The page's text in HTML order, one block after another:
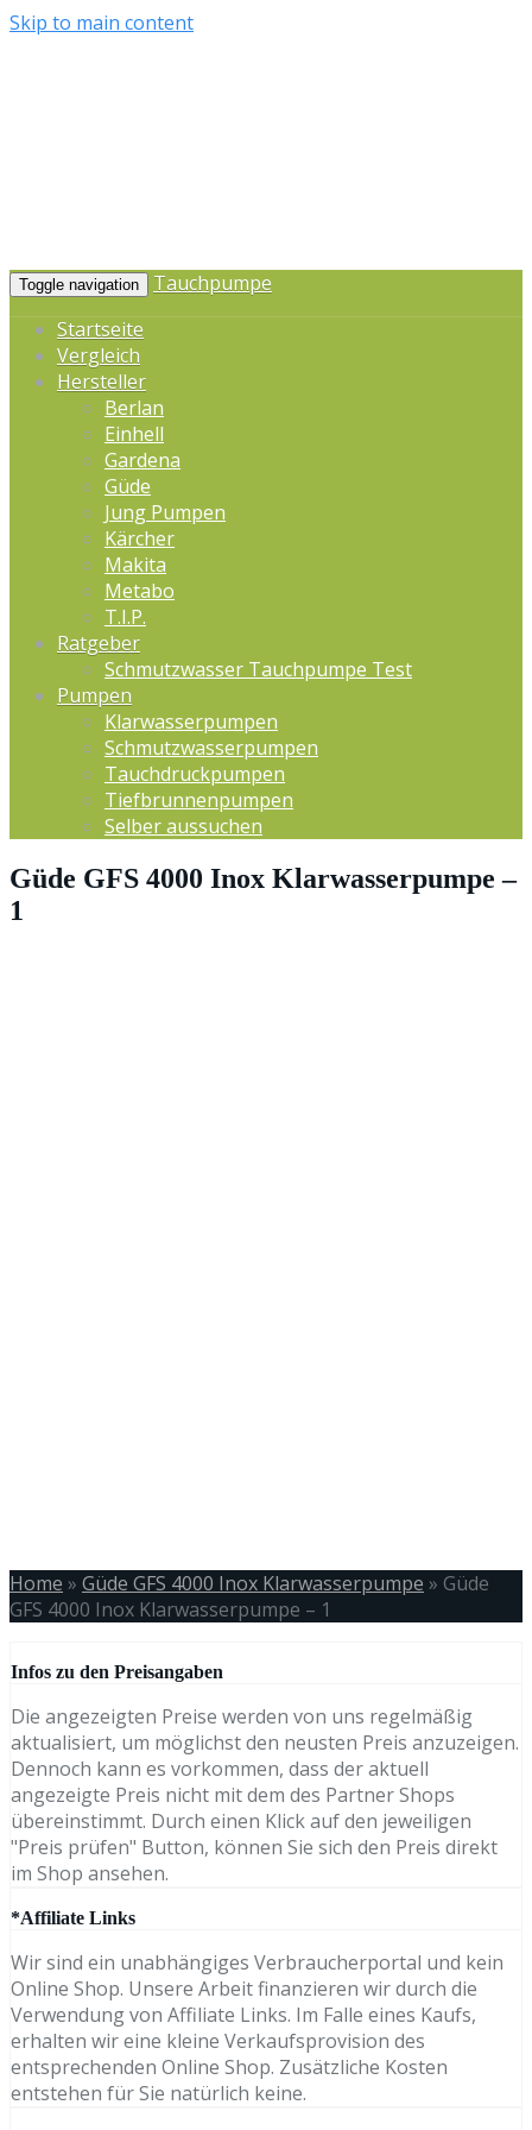
Skip to main content
Toggle navigation
Tauchpumpe
Startseite
Vergleich
Hersteller
Berlan
Einhell
Gardena
Güde
Jung Pumpen
Kärcher
Makita
Metabo
T.I.P.
Ratgeber
Schmutzwasser Tauchpumpe Test
Pumpen
Klarwasserpumpen
Schmutzwasserpumpen
Tauchdruckpumpen
Tiefbrunnenpumpen
Selber aussuchen
Güde GFS 4000 Inox Klarwasserpumpe –
1
Home » Güde GFS 4000 Inox Klarwasserpumpe » Güde
GFS 4000 Inox Klarwasserpumpe – 1
Infos zu den Preisangaben
Die angezeigten Preise werden von uns regelmäßig
aktualisiert, um möglichst den neusten Preis anzuzeigen.
Dennoch kann es vorkommen, dass der aktuell
angezeigte Preis nicht mit dem des Partner Shops
übereinstimmt. Durch einen Klick auf den jeweiligen
"Preis prüfen" Button, können Sie sich den Preis direkt
im Shop ansehen.
*Affiliate Links
Wir sind ein unabhängiges Verbraucherportal und kein
Online Shop. Unsere Arbeit finanzieren wir durch die
Verwendung von Affiliate Links. Im Falle eines Kaufs,
erhalten wir eine kleine Verkaufsprovision des
entsprechenden Online Shop. Zusätzliche Kosten
entstehen für Sie natürlich keine.